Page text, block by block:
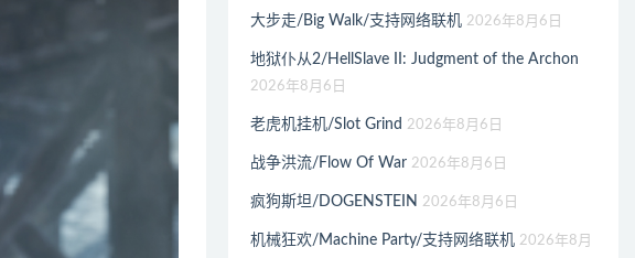
大步走/Big Walk/支持网络联机 2026年8月6日
地狱仆从2/HellSlave II: Judgment of the Archon
2026年8月6日
老虎机挂机/Slot Grind 2026年8月6日
战争洪流/Flow Of War 2026年8月6日
疯狗斯坦/DOGENSTEIN 2026年8月6日
机械狂欢/Machine Party/支持网络联机 2026年8月